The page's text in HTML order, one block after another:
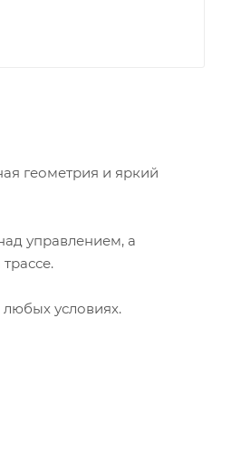
геометрия и яркий
управлением, а
условиях.